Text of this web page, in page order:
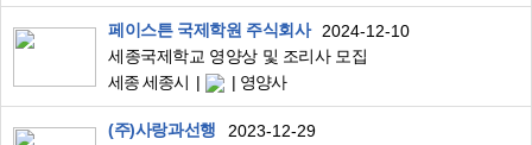
페이스튼 국제학원 주식회사
2024-12-10
세종국제학교 영양상 및 조리사 모집
세종 세종시
영양사
(주)사랑과선행
2023-12-29